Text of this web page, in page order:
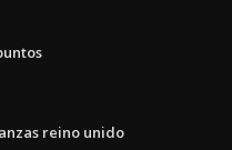
reino unido